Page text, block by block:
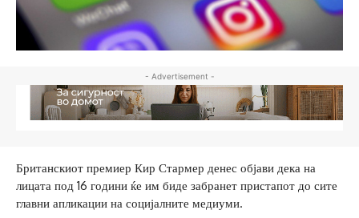
- Advertisement -
Британскиот премиер Кир Стармер денес објави дека на
лицата под 16 години ќе им биде забранет пристапот до сите
главни апликации на социјалните медиуми.